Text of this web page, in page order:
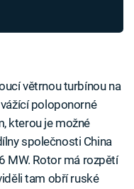
větrnou turbínou na
poloponorné
kterou je možné
společnosti China
MW. Rotor má rozpětí
tam obří ruské